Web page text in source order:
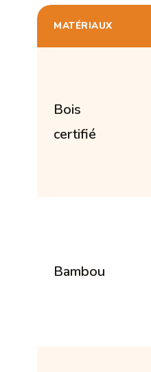
MATÉRIAUX
Bois
certifié
Bambou